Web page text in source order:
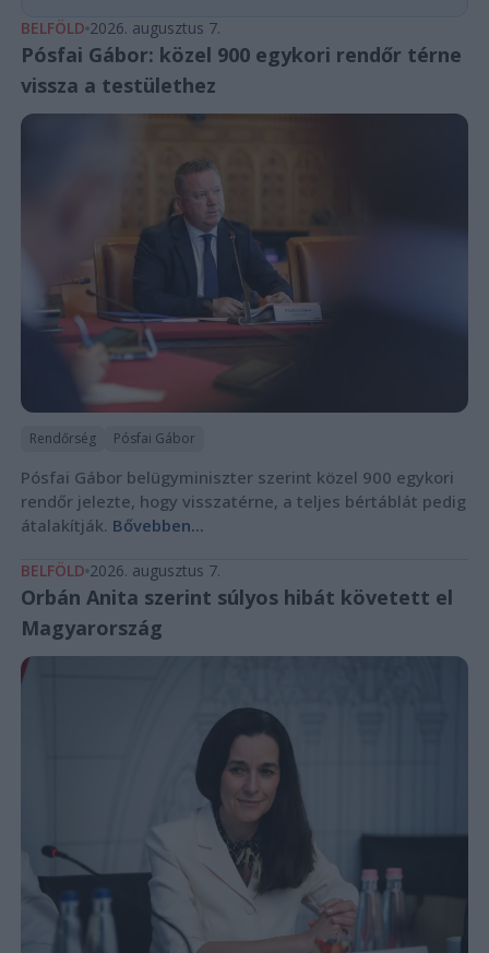
BELFÖLD 2026. augusztus 7.
Pósfai Gábor: közel 900 egykori rendőr térne
vissza a testülethez
Rendőrség Pósfai Gábor
Pósfai Gábor belügyminiszter szerint közel 900 egykori
rendőr jelezte, hogy visszatérne, a teljes bértáblát pedig
átalakítják. Bővebben...
BELFÖLD 2026. augusztus 7.
Orbán Anita szerint súlyos hibát követett el
Magyarország